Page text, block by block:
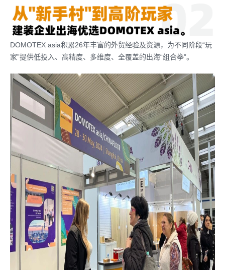
DOMOTEX asia积累26年丰富的外贸经验及资源，为不同阶段“玩
家”提供低投入、高精度、多维度、全覆盖的出海“组合拳”。